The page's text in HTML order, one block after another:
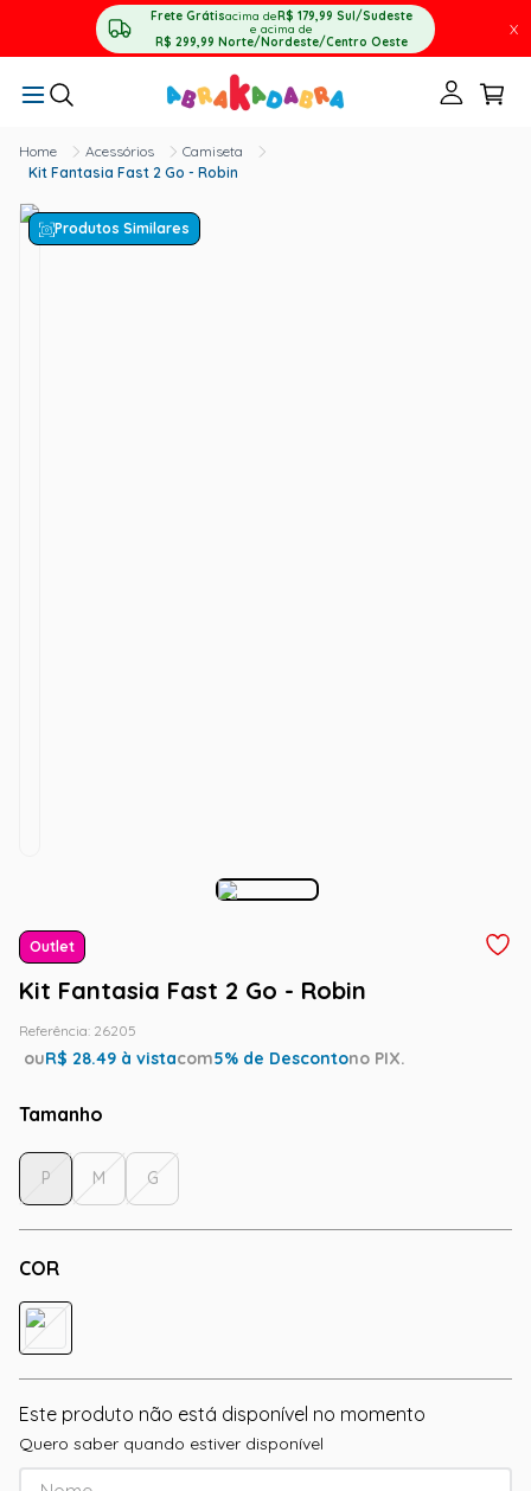
Frete Grátisacima deR$ 179,99 Sul/Sudeste
e acima de
R$ 299,99 Norte/Nordeste/Centro Oeste
X
Acessórios
Camiseta
Kit Fantasia Fast 2 Go - Robin
Produtos Similares
Outlet
Kit Fantasia Fast 2 Go - Robin
Referência: 26205
ouR$ 28.49 à vistacom5% de Descontono PIX.
Tamanho
COR
P M G
Este produto não está disponível no momento
Quero saber quando estiver disponível